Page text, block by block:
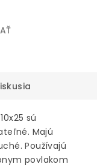
sú
Majú
Používajú
povlakom